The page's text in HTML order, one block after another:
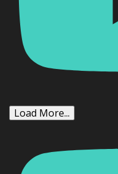
Load More...